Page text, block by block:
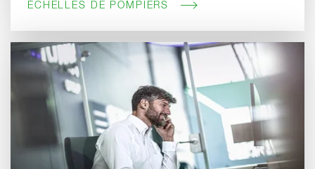
ÉCHELLES DE POMPIERS